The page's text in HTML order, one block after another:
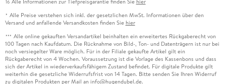
16
* Alle Preise verstehen sich inkl. der gesetzlichen MwSt. Informationen über den
Versand und anfallende Versandkosten finden Sie hier
*** Alle online gekauften Versandartikel beinhalten ein erweitertes Rückgaberecht von
100 Tagen nach Kaufdatum. Die Rücknahme von Bild-, Ton- und Datenträgern ist nur bei
noch versiegelter Ware möglich. Für in der Filiale gekaufte Artikel gilt ein
Rückgaberecht von 4 Wochen. Voraussetzung ist die Vorlage des Kassenbons und dass
sich der Artikel in wiederverkaufsfähigem Zustand befindet. Für digitale Produkte gilt
weiterhin die gesetzliche Widerrufsfrist von 14 Tagen. Bitte senden Sie Ihren Widerruf
zu digitalen Produkten per Mail an info@hugendubel.de.